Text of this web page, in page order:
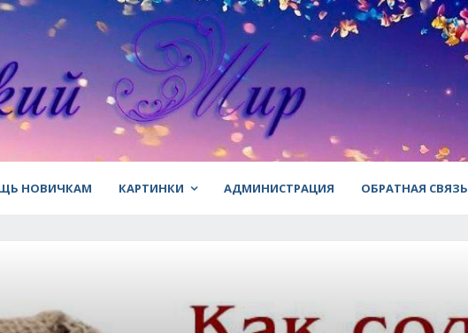
НОВИЧКАМ КАРТИНКИ АДМИНИСТРАЦИЯ ОБРАТНАЯ СВЯЗЬ